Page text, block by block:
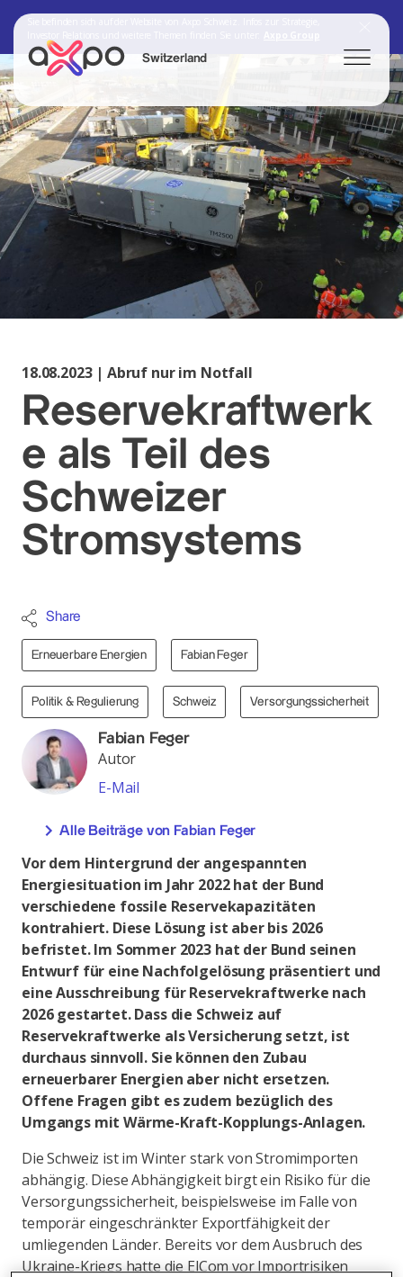
Switzerland
Search
Axpo Group
18.08.2023 | Abruf nur im Notfall
Reservekraftwerk
e als Teil des
Schweizer
Stromsystems
Share
Erneuerbare Energien Fabian Feger
Politik & Regulierung Schweiz Versorgungssicherheit
Fabian Feger
Autor
E-Mail
Alle Beiträge von Fabian Feger
Vor dem Hintergrund der angespannten
Energiesituation im Jahr 2022 hat der Bund
verschiedene fossile Reservekapazitäten
kontrahiert. Diese Lösung ist aber bis 2026
befristet. Im Sommer 2023 hat der Bund seinen
Entwurf für eine Nachfolgelösung präsentiert und
eine Ausschreibung für Reservekraftwerke nach
2026 gestartet. Dass die Schweiz auf
Reservekraftwerke als Versicherung setzt, ist
durchaus sinnvoll. Sie können den Zubau
erneuerbarer Energien aber nicht ersetzen.
Offene Fragen gibt es zudem bezüglich des
Umgangs mit Wärme-Kraft-Kopplungs-Anlagen.
Die Schweiz ist im Winter stark von Stromimporten
abhängig. Diese Abhängigkeit birgt ein Risiko für die
Versorgungssicherheit, beispielsweise im Falle von
temporär eingeschränkter Exportfähigkeit der
umliegenden Länder. Bereits vor dem Ausbruch des
Ukraine-Kriegs hatte die ElCom vor Importrisiken